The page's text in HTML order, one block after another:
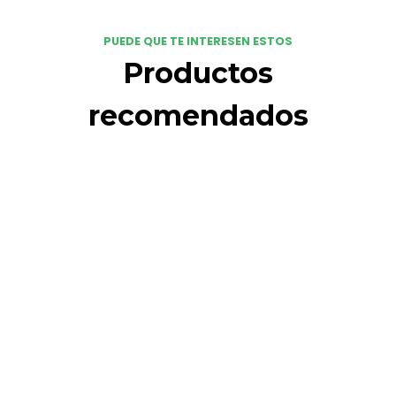
PUEDE QUE TE INTERESEN ESTOS
Productos
recomendados